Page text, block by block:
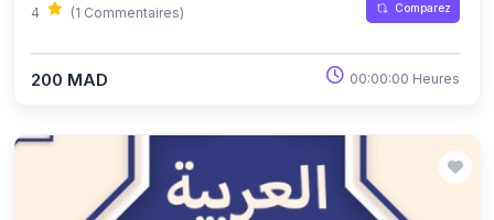
4 (1 Commentaires) Comparez
200 MAD 00:00:00 Heures